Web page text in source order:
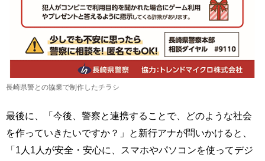
長崎県警との協業で制作したチラシ
最後に、「今後、警察と連携することで、どのような社会
を作っていきたいですか？」と新行アナが問いかけると、
「1人1人が安全・安心に、スマホやパソコンを使ってデジ